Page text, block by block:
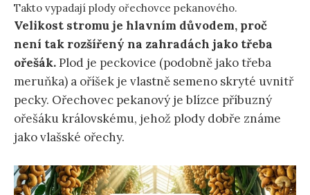
Takto vypadají plody ořechovce pekanového.
Velikost stromu je hlavním důvodem, proč
není tak rozšířený na zahradách jako třeba
ořešák.Plod je peckovice (podobně jako třeba
meruňka) a oříšek je vlastně semeno skryté uvnitř
pecky. Ořechovec pekanový je blízce příbuzný
ořešáku královskému, jehož plody dobře známe
jako vlašské ořechy.